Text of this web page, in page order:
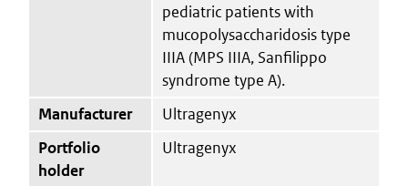
pediatric patients with
mucopolysaccharidosis type
IIIA (MPS IIIA, Sanfilippo
syndrome type A).
Manufacturer
Ultragenyx
Portfolio
holder
Ultragenyx